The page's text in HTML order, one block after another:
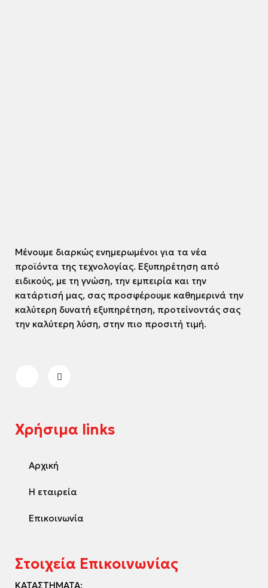
Μένουμε διαρκώς ενημερωμένοι για τα νέα
προϊόντα της τεχνολογίας. Εξυπηρέτηση από
ειδικούς, με τη γνώση, την εμπειρία και την
κατάρτισή μας, σας προσφέρουμε καθημερινά την
καλύτερη δυνατή εξυπηρέτηση, προτείνοντάς σας
την καλύτερη λύση, στην πιο προσιτή τιμή.
Χρήσιμα links
Αρχική
Η εταιρεία
Επικοινωνία
Στοιχεία Επικοινωνίας
ΚΑΤΑΣΤΗΜΑΤΑ: